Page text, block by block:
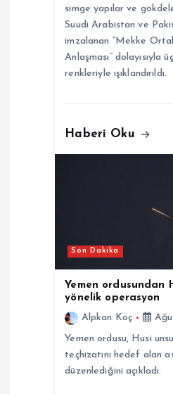
simge yapılar ve
Suudi Arabistan ve
imzalanan “Mekke
Anlaşması” dolayısıyla
renkleriyle ışıklandırıldı.
Haberi Oku
Son Dakika
Yemen ordusundan
yönelik operasyon
Alpkan Koç
Yemen ordusu, Husi
teçhizatını hedef alan
düzenlediğini açıkladı.